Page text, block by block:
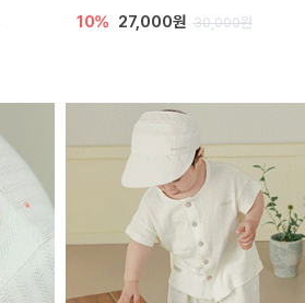
10% 27,000원 30,000원